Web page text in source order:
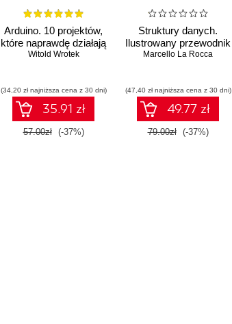
Arduino. 10 projektów,
które naprawdę działają
Witold Wrotek
(34,20 zł najniższa cena z 30 dni)
35.91 zł
57.00zł (-37%)
Struktury danych.
Ilustrowany przewodnik
Marcello La Rocca
(47,40 zł najniższa cena z 30 dni)
49.77 zł
79.00zł (-37%)